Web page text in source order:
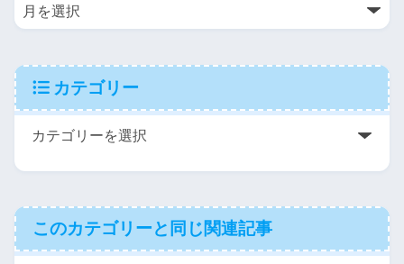
カテゴリー
このカテゴリーと同じ関連記事